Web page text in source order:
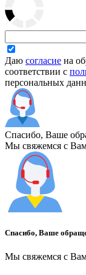
Даю согласие на
соответствии с
персональных
Спасибо, Ваше
Мы свяжемся с
Спасибо, Ваше
Мы свяжемся с